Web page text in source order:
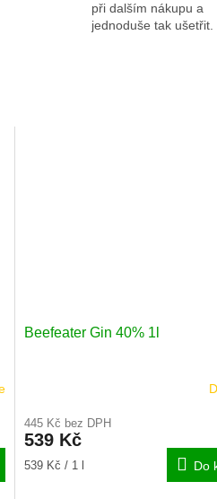
při dalším nákupu a
jednoduše tak ušetřit.
Beefeater Gin 40% 1l
produktu
je
4,9
445 Kč bez DPH
539 Kč
Měrná
539 Kč / 1 l Do